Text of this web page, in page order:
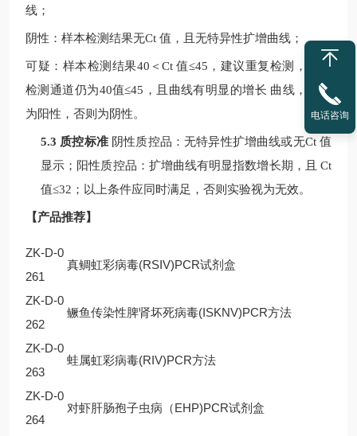
线；
阴性：样本检测结果无Ct 值，且无特异性扩增曲线；
可疑：样本检测结果40 ＜Ct值≤45 ，建议重复检测，如果
检测通道仍为40值≤45 ，且曲线有明显的增长 曲线，判定
为阳性，否则为阴性。
5.3 质控标准 阴性质控品：无特异性扩增曲线或无Ct值
显示；阳性质控品：扩增曲线有明显指数增长期，且 Ct
值≤32 ；以上条件应同时满足，否则实验视为无效。
【产品推荐】
ZK-D-0
261
真鲷虹彩病毒(RSIV)PCR试剂盒
ZK-D-0
262
鳜鱼传染性脾肾坏死病毒(ISKNV)PCR方法
ZK-D-0
263
蛙属虹彩病毒(RIV)PCR方法
ZK-D-0
264
对虾肝肠孢子虫病（EHP)PCR试剂盒
电话咨询